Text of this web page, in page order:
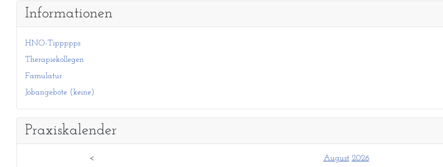
Informationen
HNO-Tippppps
Therapiekollegen
Famulatur
Jobangebote (keine)
Praxiskalender
< August 2026